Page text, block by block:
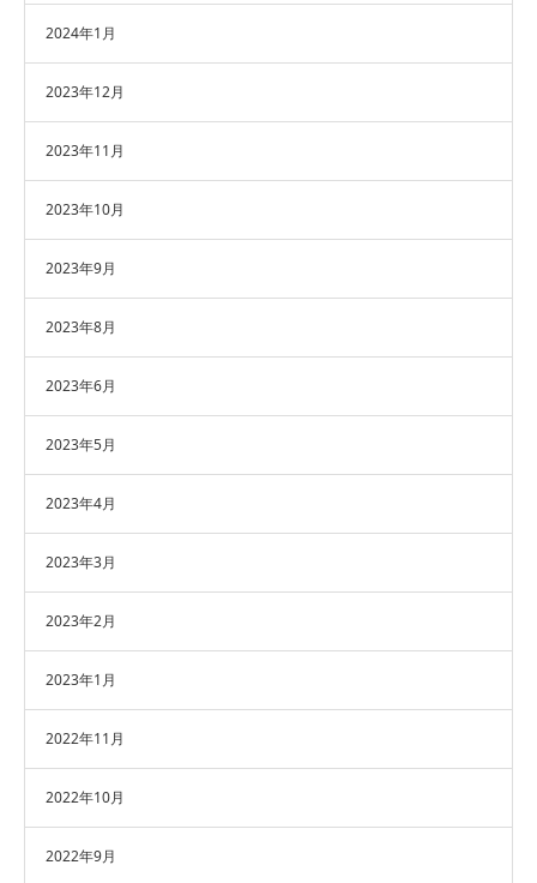
2024年1月
2023年12月
2023年11月
2023年10月
2023年9月
2023年8月
2023年6月
2023年5月
2023年4月
2023年3月
2023年2月
2023年1月
2022年11月
2022年10月
2022年9月